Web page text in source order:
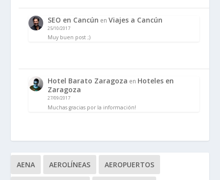
SEO en Cancún enViajes a Cancún
25/10/2017
Muy buen post ;)
Hotel Barato Zaragoza en Hoteles en
Zaragoza
27/09/2017
Muchas gracias por la información!
AENA AEROLÍNEAS AEROPUERTOS